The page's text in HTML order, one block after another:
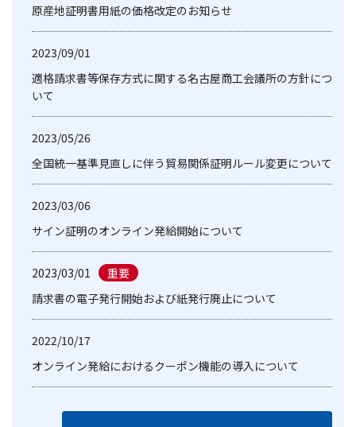
原産地証明書用紙の価格改定のお知らせ
2023/09/01
適格請求書等保存方式に関する名古屋商工会議所の方針につ
いて
2023/05/26
全国統一基準見直しに伴う貿易関係証明ルール変更について
2023/03/06
サイン証明のオンライン発給開始について
2023/03/01
請求書の電子発行開始および紙発行廃止について
2022/10/17
オンライン発給におけるクーポン機能の導入について